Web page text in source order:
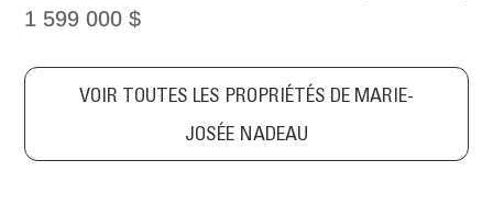
1 599 000 $
VOIR TOUTES LES PROPRIÉTÉS DE MARIE-
JOSÉE NADEAU